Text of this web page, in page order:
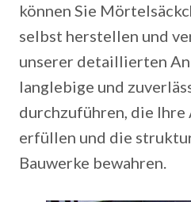
können Sie
selbst herstellen und
unserer detaillierten
langlebige und
durchzuführen, die
erfüllen und die
Bauwerke bewahren.